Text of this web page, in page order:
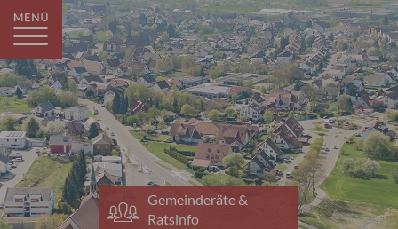
Gemeinderäte &
Ratsinfo